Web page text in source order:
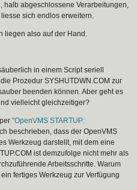
halb abgeschlossene Verarbeitungen,
sich endlos erweitern.
liegen also auf der Hand.
in einem Script seriell
Prozedur SYSHUTDWN.COM zur
beenden können. Aber geht es
vielleicht gleichzeitiger?
"OpenVMS STARTUP:
beschrieben, dass der OpenVMS
Werkzeug darstellt, mit dem eine
ist demzufolge nicht mehr als
Arbeitsschritte. Warum
fertiges Werkzeug zur Verfügung